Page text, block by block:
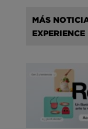
MÁS
EXPERIENCE